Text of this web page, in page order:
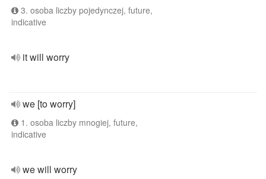
3. osoba liczby pojedynczej, future,
indicative
it will worry
we [to worry]
1. osoba liczby mnogiej, future,
indicative
we will worry